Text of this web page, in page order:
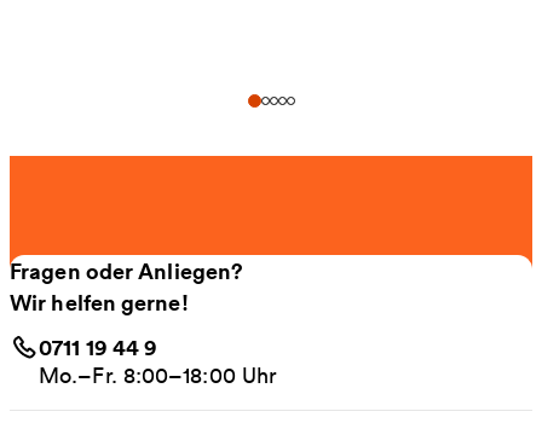
Fragen oder Anliegen?
Wir helfen gerne!
0711 19 44 9
Mo.–Fr. 8:00–18:00 Uhr